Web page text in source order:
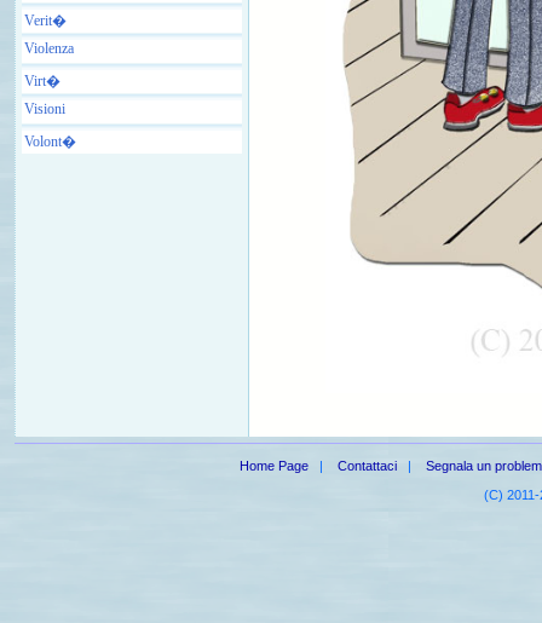
Verit�
Violenza
Virt�
Visioni
Volont�
Home Page | Contattaci |
Segnala un
(C)